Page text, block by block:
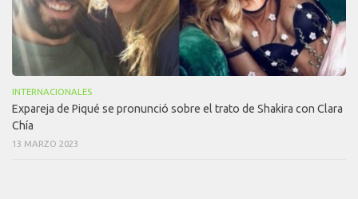
INTERNACIONALES
Expareja de Piqué se pronunció sobre el trato de Shakira con Clara
Chía
13 MARZO 2023